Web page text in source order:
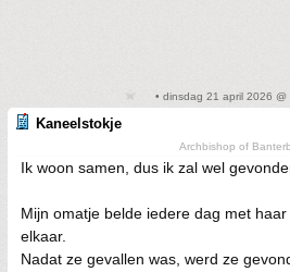
• dinsdag 21 april 2026 @
Kaneelstokje
Archbishop of
Ik woon samen, dus ik zal wel
Mijn omatje belde iedere dag met
elkaar.
Nadat ze gevallen was, werd ze